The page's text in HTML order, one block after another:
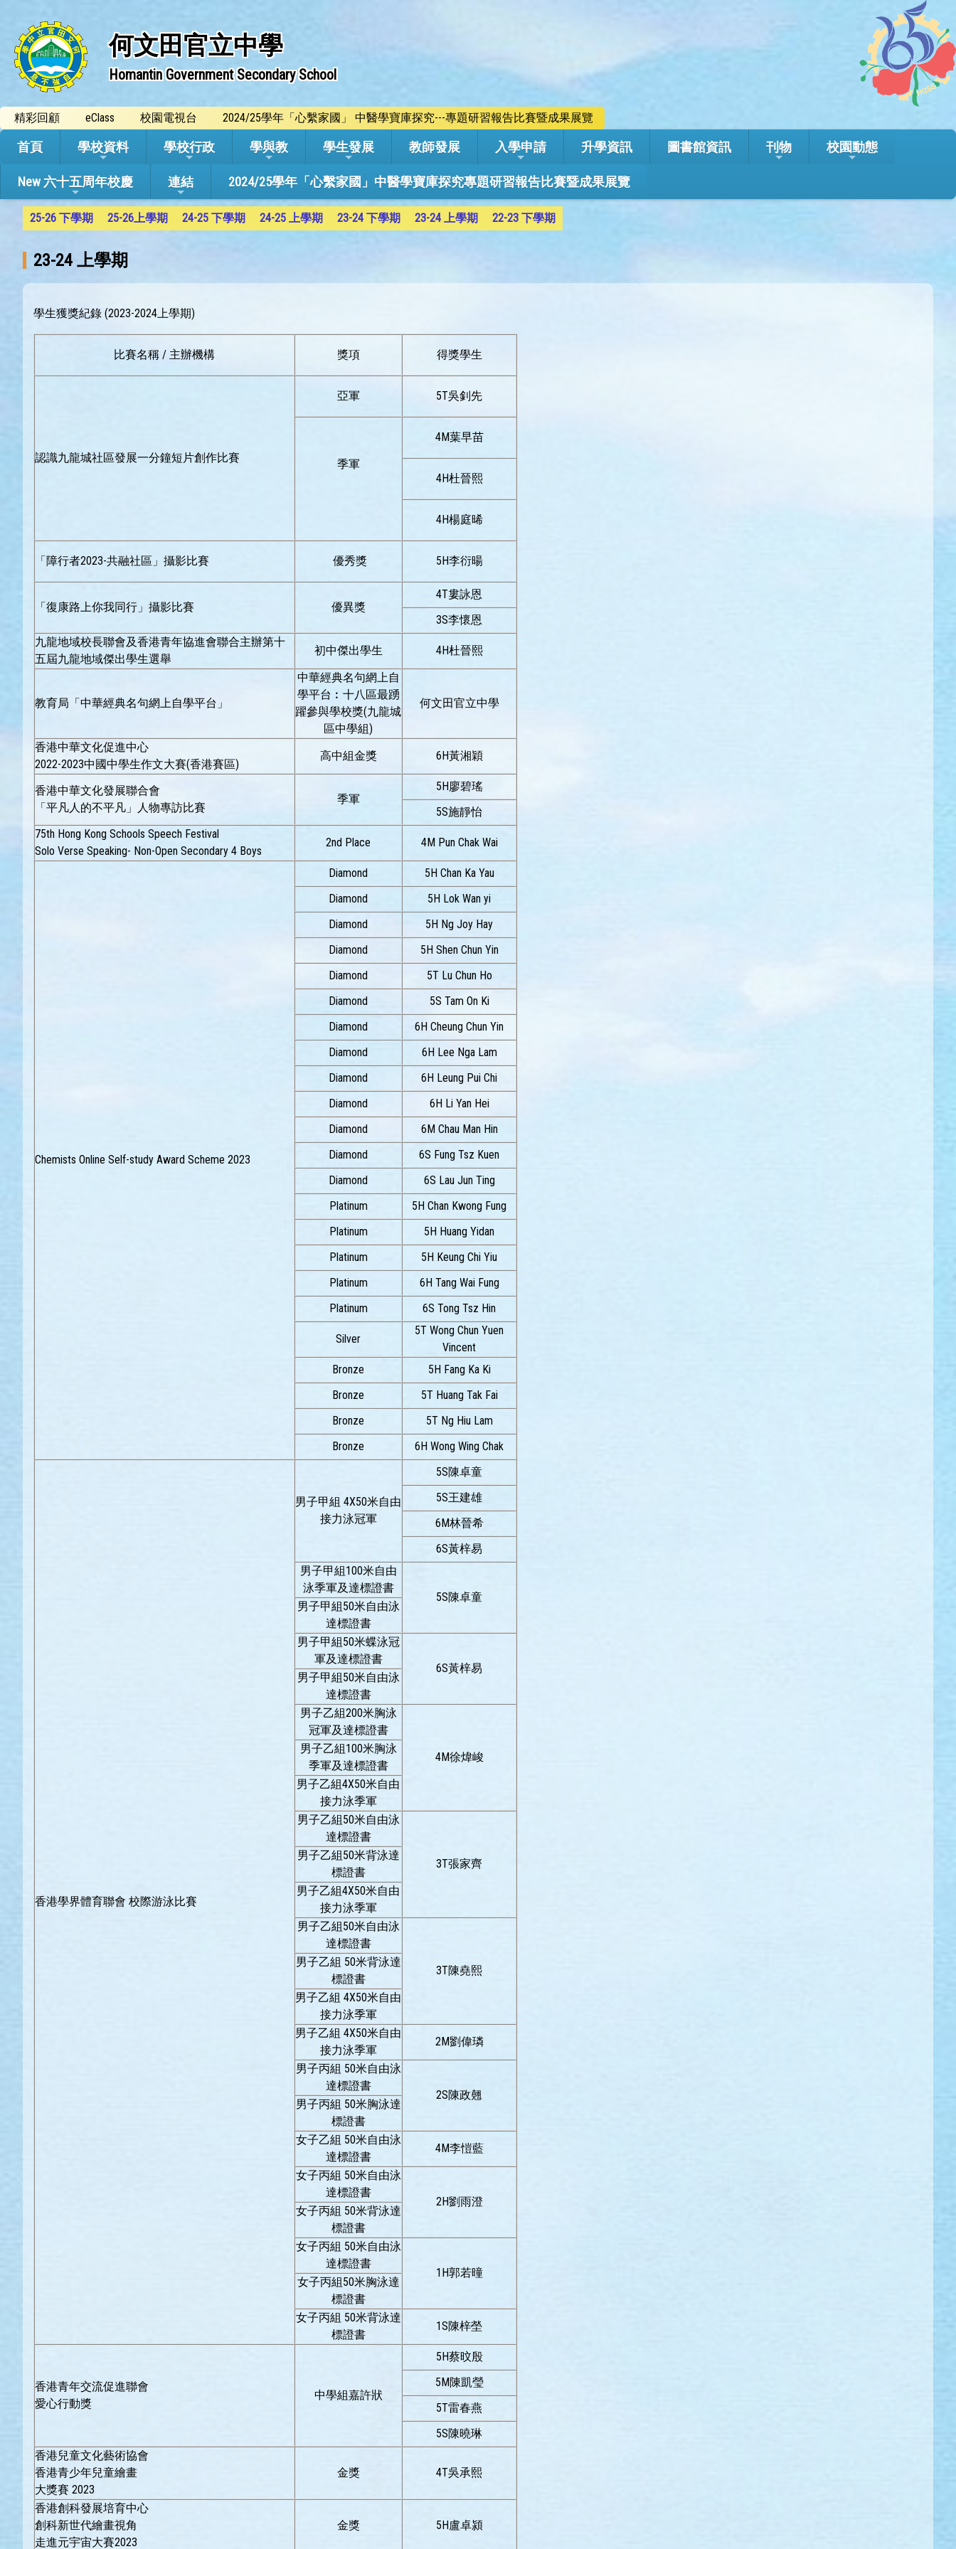
何文田官立中學
Homantin Government Secondary School
精彩回顧 eClass 校園電視台 2024/25學年「心繫家國」 中醫學寶庫探究---專題研習報告比賽暨成果展覽
首頁 學校資料 學校行政 學與教 學生發展 教師發展 入學申請 升學資訊 圖書館資訊 刊物 校園動態
New 六十五周年校慶 連結 2024/25學年「心繫家國」中醫學寶庫探究專題研習報告比賽暨成果展覽
25-26 下學期 25-26上學期 24-25 下學期 24-25 上學期 23-24 下學期 23-24 上學期 22-23 下學期
23-24 上學期
學生獲獎紀錄 (2023-2024上學期)
比賽名稱 / 主辦機構 獎項 得獎學生
認識九龍城社區發展一分鐘短片創作比賽
亞軍 5T吳釗先
季軍
4M葉早苗
4H杜晉熙
4H楊庭晞
「障行者2023-共融社區」攝影比賽 優秀獎 5H李衍暘
「復康路上你我同行」攝影比賽 優異獎
4T婁詠恩
3S李懷恩
九龍地域校長聯會及香港青年協進會聯合主辦第十
五屆九龍地域傑出學生選舉
初中傑出學生 4H杜晉熙
教育局「中華經典名句網上自學平台」
中華經典名句網上自
學平台︰十八區最踴
躍參與學校獎(九龍城
區中學組)
何文田官立中學
香港中華文化促進中心
2022-2023中國中學生作文大賽(香港賽區)
高中組金獎 6H黃湘穎
香港中華文化發展聯合會
「平凡人的不平凡」人物專訪比賽
季軍
5H廖碧瑤
5S施靜怡
75th Hong Kong Schools Speech Festival
Solo Verse Speaking- Non-Open Secondary 4 Boys
2nd Place 4M Pun Chak Wai
Chemists Online Self-study Award Scheme 2023
Diamond
5H Chan Ka Yau
Diamond
5H Lok Wan yi
Diamond
5H Ng Joy Hay
Diamond
5H Shen Chun Yin
Diamond
5T Lu Chun Ho
Diamond
5S Tam On Ki
Diamond
6H Cheung Chun Yin
Diamond
6H Lee Nga Lam
Diamond
6H Leung Pui Chi
Diamond
6H Li Yan Hei
Diamond
6M Chau Man Hin
Diamond
6S Fung Tsz Kuen
Diamond
6S Lau Jun Ting
Platinum
5H Chan Kwong Fung
Platinum
5H Huang Yidan
Platinum
5H Keung Chi Yiu
Platinum
6H Tang Wai Fung
Platinum
6S Tong Tsz Hin
Silver
5T Wong Chun Yuen
Vincent
Bronze
5H Fang Ka Ki
Bronze
5T Huang Tak Fai
Bronze
5T Ng Hiu Lam
Bronze
6H Wong Wing Chak
香港學界體育聯會 校際游泳比賽
男子甲組 4X50米自由
接力泳冠軍
5S陳卓童
5S王建雄
6M林晉希
6S黃梓易
男子甲組100米自由
泳季軍及達標證書
5S陳卓童
男子甲組50米自由泳
達標證書
男子甲組50米蝶泳冠
軍及達標證書
6S黃梓易
男子甲組50米自由泳
達標證書
男子乙組200米胸泳
冠軍及達標證書
4M徐煒峻
男子乙組100米胸泳
季軍及達標證書
男子乙組4X50米自由
接力泳季軍
男子乙組50米自由泳
達標證書
3T張家齊
男子乙組50米背泳達
標證書
男子乙組4X50米自由
接力泳季軍
男子乙組50米自由泳
達標證書
3T陳堯熙
男子乙組 50米背泳達
標證書
男子乙組 4X50米自由
接力泳季軍
男子乙組 4X50米自由
接力泳季軍
2M劉偉璘
男子丙組 50米自由泳
達標證書
2S陳政翹
男子丙組 50米胸泳達
標證書
女子乙組 50米自由泳
達標證書
4M李愷藍
女子丙組 50米自由泳
達標證書
2H劉雨澄
女子丙組 50米背泳達
標證書
女子丙組 50米自由泳
達標證書
1H郭若曈
女子丙組50米胸泳達
標證書
女子丙組 50米背泳達
標證書
1S陳梓塋
香港青年交流促進聯會
愛心行動獎
中學組嘉許狀
5H蔡旼殷
5M陳凱瑩
5T雷春燕
5S陳曉琳
香港兒童文化藝術協會
香港青少年兒童繪畫
大獎賽 2023
金獎 4T吳承熙
香港創科發展培育中心
創科新世代繪畫視角
走進元宇宙大賽2023
金獎 5H盧卓潁